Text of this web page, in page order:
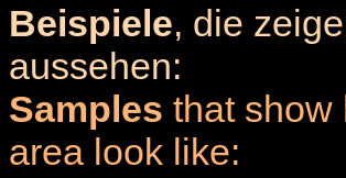
Beispiele, die
aussehen:
Samples that show
area look like: